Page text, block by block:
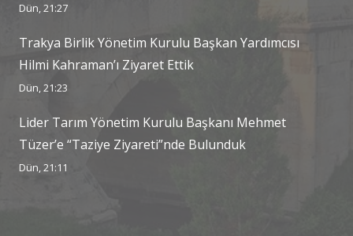
Dün, 21:27
Trakya Birlik Yönetim Kurulu Başkan Yardımcısı
Hilmi Kahraman’ı Ziyaret Ettik
Dün, 21:23
Lider Tarım Yönetim Kurulu Başkanı Mehmet
Tüzer’e “Taziye Ziyareti”nde Bulunduk
Dün, 21:11